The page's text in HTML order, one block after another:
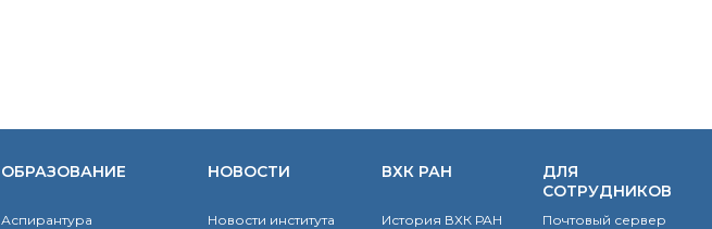
ОБРАЗОВАНИЕ
Аспирантура
НОВОСТИ
Новости института
ВХК РАН
История ВХК РАН
ДЛЯ
СОТРУДНИКОВ
Почтовый сервер